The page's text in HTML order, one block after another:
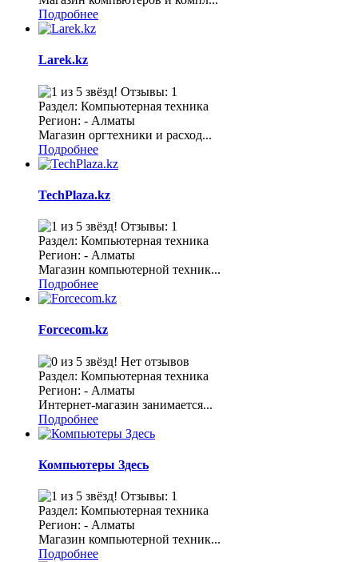
Подробнее
Larek.kz
Отзывы: 1
Раздел: Компьютерная техника
Регион: - Алматы
Магазин оргтехники и расход...
Подробнее
TechPlaza.kz
Отзывы: 1
Раздел: Компьютерная техника
Регион: - Алматы
Магазин компьютерной техник...
Подробнее
Forcecom.kz
Нет отзывов
Раздел: Компьютерная техника
Регион: - Алматы
Интернет-магазин занимается...
Подробнее
Компьютеры Здесь
Отзывы: 1
Раздел: Компьютерная техника
Регион: - Алматы
Магазин компьютерной техник...
Подробнее